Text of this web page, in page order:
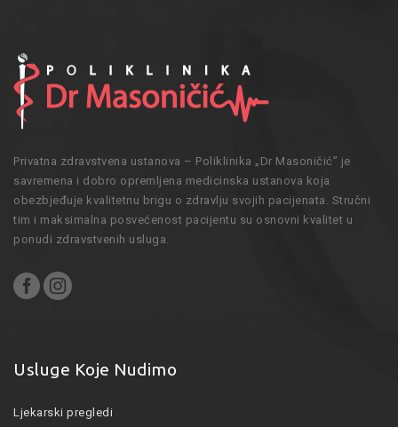
Privatna zdravstvena ustanova – Poliklinika „Dr Masoničić” je
savremena i dobro opremljena medicinska ustanova koja
obezbjeđuje kvalitetnu brigu o zdravlju svojih pacijenata. Stručni
tim i maksimalna posvećenost pacijentu su osnovni kvalitet u
ponudi zdravstvenih usluga.
Usluge Koje Nudimo
Ljekarski pregledi